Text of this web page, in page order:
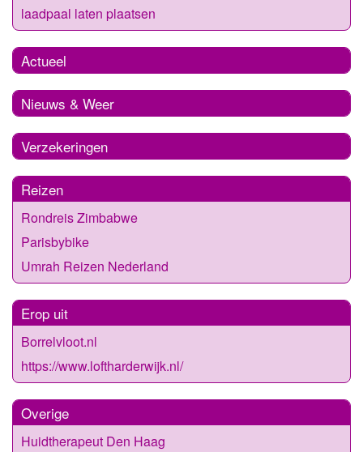
laadpaal laten plaatsen
Actueel
Nieuws & Weer
Verzekeringen
Reizen
Rondreis Zimbabwe
Parisbybike
Umrah Reizen Nederland
Erop uit
Borrelvloot.nl
https://www.loftharderwijk.nl/
Overige
Huidtherapeut Den Haag